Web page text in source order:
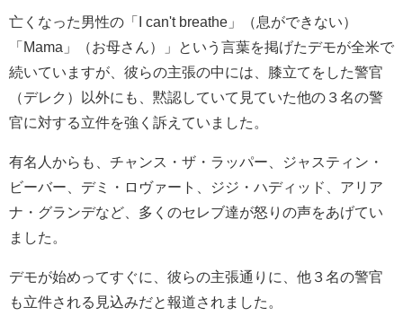
亡くなった男性の 「I can't breathe」（息ができない）
「Mama」（お母さん）」という言葉を掲げたデモが全米で
続いていますが、彼らの主張の中には、膝立てをした警官
（デレク）以外にも、黙認していて見ていた他の３名の警
官に対する立件を強く訴えていました。
有名人からも、チャンス・ザ・ラッパー、ジャスティン・
ビーバー、デミ・ロヴァート、ジジ・ハディッド、アリア
ナ・グランデなど、多くのセレブ達が怒りの声をあげてい
ました。
デモが始めってすぐに、彼らの主張通りに、他３名の警官
も立件される見込みだと報道されました。